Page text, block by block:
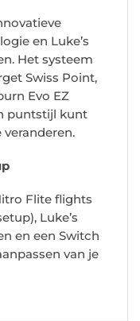
en Luke’s
Het systeem
Swiss Point,
Evo EZ
puntstijl kunt
Flite flights
Luke’s
en een Switch
van je